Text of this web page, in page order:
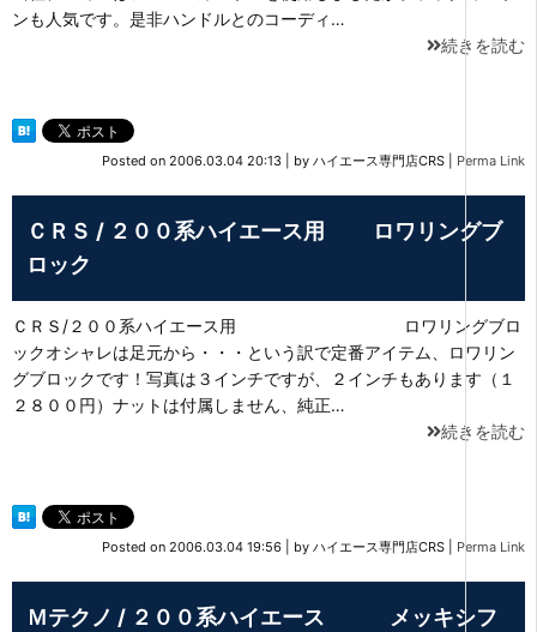
ンも人気です。是非ハンドルとのコーディ…
続きを読む
Posted on 2006.03.04 20:13 by ハイエース専門店CRS Perma Link
ＣＲＳ / ２００系ハイエース用 ロワリングブ
ロック
ＣＲＳ/２００系ハイエース用 ロワリングブロ
ックオシャレは足元から・・・という訳で定番アイテム、ロワリン
グブロックです！写真は３インチですが、２インチもあります（１
２８００円）ナットは付属しません、純正…
続きを読む
Posted on 2006.03.04 19:56 by ハイエース専門店CRS Perma Link
Ｍテクノ / ２００系ハイエース メッキシフ